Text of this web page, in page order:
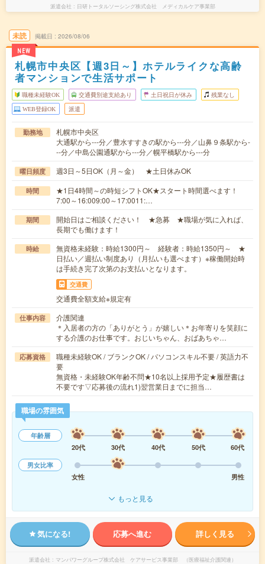
派遣会社 日研トータルソーシング株式会社 メディカルケア事業部
未読
NEW
掲載日 2026/08/06
札幌市中央区【週3日～】ホテルライクな高齢
者マンションで生活サポート
職種未経験OK 交通費別途支給あり 土日祝日が休み 残業なし
WEB登録OK 派遣
勤務地
札幌市中央区
大通駅から---分／豊水すすきの駅から---分／山鼻９条駅から-
--分／中島公園通駅から---分／幌平橋駅から---分
曜日頻度 週3日～5日OK（月～金） ★土日休みOK
時間
★1日4時間～の時短シフトOK★スタート時間選べます！
7:00～16:009:00～17:0011:…
期間
開始日はご相談ください！ ★急募 ★職場が気に入れば、
長期でも働けます！
時給
無資格未経験：時給1300円～ 経験者：時給1350円～ ★
日払い／週払い制度あり（月払いも選べます）※稼働開始時
は手続き完了次第のお支払いとなります。
交通費
交通費全額支給※規定有
仕事内容
介護関連
＊入居者の方の「ありがとう」が嬉しい＊お年寄りを笑顔に
する介護のお仕事です。おじいちゃん、おばあちゃ…
応募資格
職種未経験OK / ブランクOK / パソコンスキル不要 / 英語力不
要
無資格・未経験OK年齢不問★10名以上採用予定★履歴書は
不要です▽応募後の流れ1)翌営業日までに担当…
職場の雰囲気
年齢層
20代
30代 40代 50代
60代
男女比率
女性
男性
もっと見る
気になる! 応募へ進む 詳しく見る
派遣会社 マンパワーグループ株式会社 ケアサービス事業部 （医療福祉介護関連）